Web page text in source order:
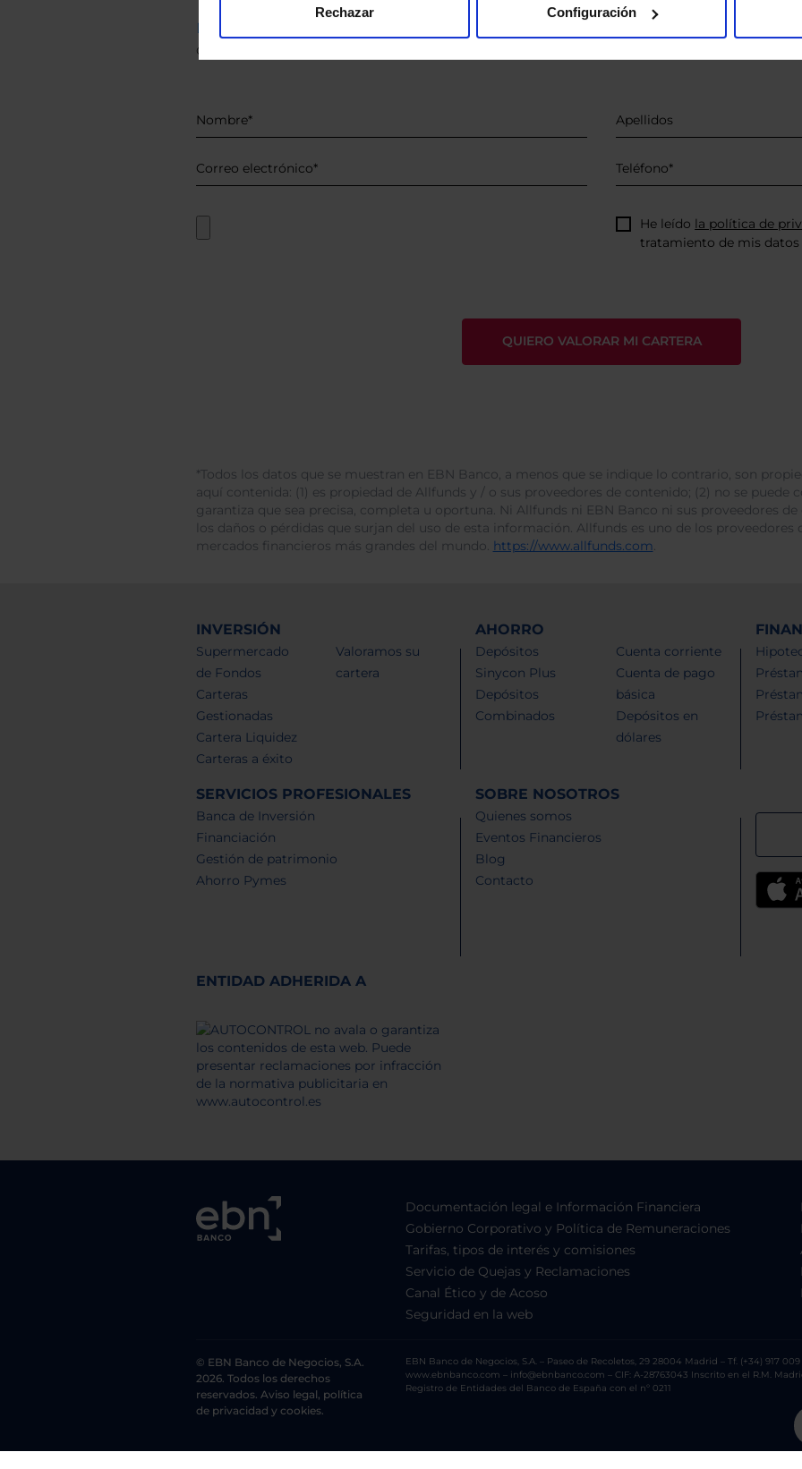
Rechazar Configuración
Descárguese el archivo
de sus alternativas de Clases Limpias con las que podrá ahorrar en sus costes.
He leído la política de
tratamiento de mis datos
*Todos los datos que se muestran en EBN Banco, a menos que se indique lo contrario, son
aquí contenida: (1) es propiedad de Allfunds y / o sus proveedores de contenido; (2) no se puede
garantiza que sea precisa, completa u oportuna. Ni Allfunds ni EBN Banco ni sus proveedores
los daños o pérdidas que surjan del uso de esta información. Allfunds es uno de los proveedores
mercados financieros más grandes del mundo. https://www.allfunds.com.
INVERSIÓN
Supermercado
de Fondos
Carteras
Gestionadas
Cartera Liquidez
Carteras a éxito
Valoramos su
cartera
AHORRO
Depósitos
Sinycon Plus
Depósitos
Combinados
Cuenta corriente
Cuenta de pago
básica
Depósitos en
dólares
SERVICIOS PROFESIONALES
Banca de Inversión
Financiación
Gestión de patrimonio
Ahorro Pymes
SOBRE NOSOTROS
Quienes somos
Eventos Financieros
Blog
Contacto
ENTIDAD ADHERIDA A
Documentación legal e Información Financiera
Gobierno Corporativo y Política de Remuneraciones
Tarifas, tipos de interés y comisiones
Servicio de Quejas y Reclamaciones
Canal Ético y de Acoso
Seguridad en la web
© EBN Banco de Negocios, S.A.
2026. Todos los derechos
reservados. Aviso legal, política
de privacidad y cookies.
EBN Banco de Negocios, S.A. – Paseo de Recoletos, 29 28004 Madrid – Tf. (+34) 917
www.ebnbanco.com – info@ebnbanco.com – CIF: A-28763043 Inscrito en el R.M.
Registro de Entidades del Banco de España con el nº 0211